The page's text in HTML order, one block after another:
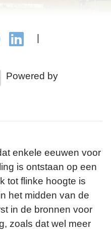
Powered by
enkele eeuwen voor
is ontstaan op een
tot flinke hoogte is
het midden van de
in de bronnen voor
zoals dat wel meer